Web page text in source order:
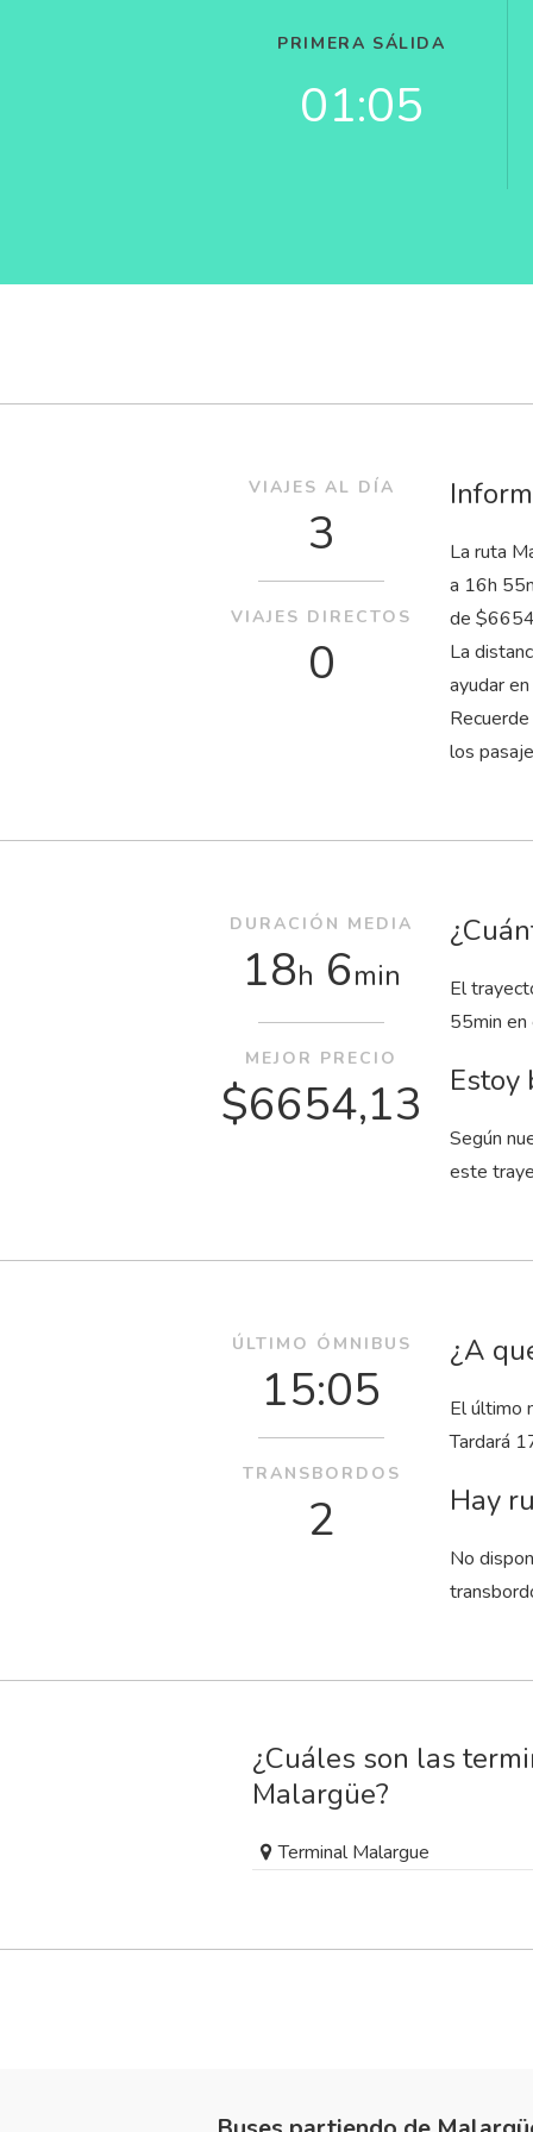
PRIMERA SÁLIDA
01:05
La ruta
a 16h 55
de
La
ayudar
los
VIAJES AL DÍA
3
VIAJES DIRECTOS
0
El
55min en
Estoy
Según
este
DURACIÓN MEDIA
18h 6min
MEJOR PRECIO
$6654,13
¿A
El último
Tardará
Hay
No
ÚLTIMO ÓMNIBUS
15:05
TRANSBORDOS
2
¿Cuáles son las
Malargüe?
Terminal Malargue